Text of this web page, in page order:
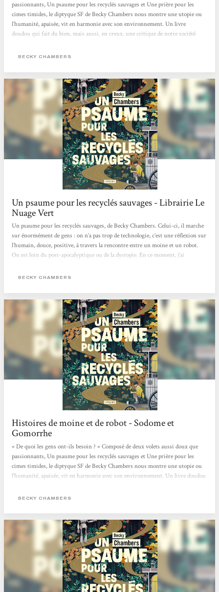
passionnants, Un psaume pour les recyclés sauvages et Une prière pour les
cimes timides, le diptyque SF de Becky Chambers nous montre une utopie ou
l’humanité, apaisée, vit en harmonie avec son environnement. Un livre
doudou qui fait du bien, mais aussi, en creux, une critique de notre société
interactions. > Écouter la chronique <
BECKY CHAMBERS
Un psaume pour les recyclés sauvages - Librairie Le
Nuage Vert
Un psaume pour les recyclés sauvages, de Becky Chambers. Celui-ci, il marche
sur énormément de gens : on n’a pas trop de technologie, c’est une réflexion sur
l’humain, douce, positive, à travers la rencontre entre un moine et un robot.
On est loin du post-apocalyptique ou de la dystopie. En ce moment, j’ai
que les gens ont besoin de ça. [...]
BECKY CHAMBERS
Histoires de moine et de robot - Sodome et
Gomorrhe
« De quoi les gens ont-ils besoin ? » Composé de deux volets aussi doux que
passionnants, Un psaume pour les recyclés sauvages et Une prière pour les
cimes timides, le diptyque SF de Becky Chambers nous montre une utopie ou
l’humanité, apaisée, vit en harmonie avec son environnement. Un livre doudou
où concurrence et compétition guident bon nombre de nos interactions.
entre eux et avec leur environnement. Dans ce monde apaisé,...
BECKY CHAMBERS